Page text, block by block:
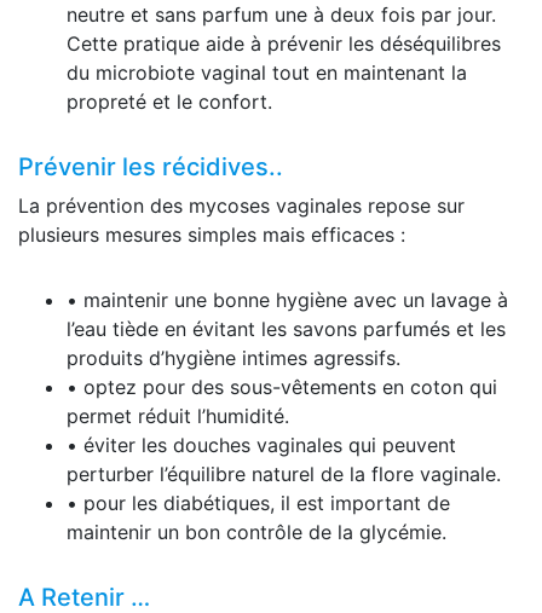
neutre et sans parfum une à deux fois par jour.
Cette pratique aide à prévenir les déséquilibres
du microbiote vaginal tout en maintenant la
propreté et le confort.
Prévenir les récidives..
La prévention des mycoses vaginales repose sur
plusieurs mesures simples mais efficaces :
• maintenir une bonne hygiène avec un lavage à
l’eau tiède en évitant les savons parfumés et les
produits d’hygiène intimes agressifs.
• optez pour des sous-vêtements en coton qui
permet réduit l’humidité.
• éviter les douches vaginales qui peuvent
perturber l’équilibre naturel de la flore vaginale.
• pour les diabétiques, il est important de
maintenir un bon contrôle de la glycémie.
A Retenir …